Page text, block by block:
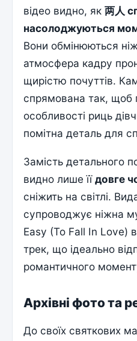
відео видно, як两人
насолоджуються
Вони обмінюються
атмосфера кадру
щирістю почуттів.
спрямована так, щоб
особливості риць
помітна деталь для
Замість детального
видно лише їїдовге
сніжить на світлі.
супроводжує ніжна
Easy (To Fall In Love)
трек, що ідеально
романтичного
Архівні фото та
До своїх святкових